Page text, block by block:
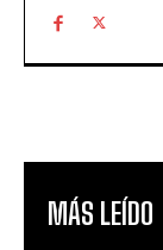
MÁS LEÍDO